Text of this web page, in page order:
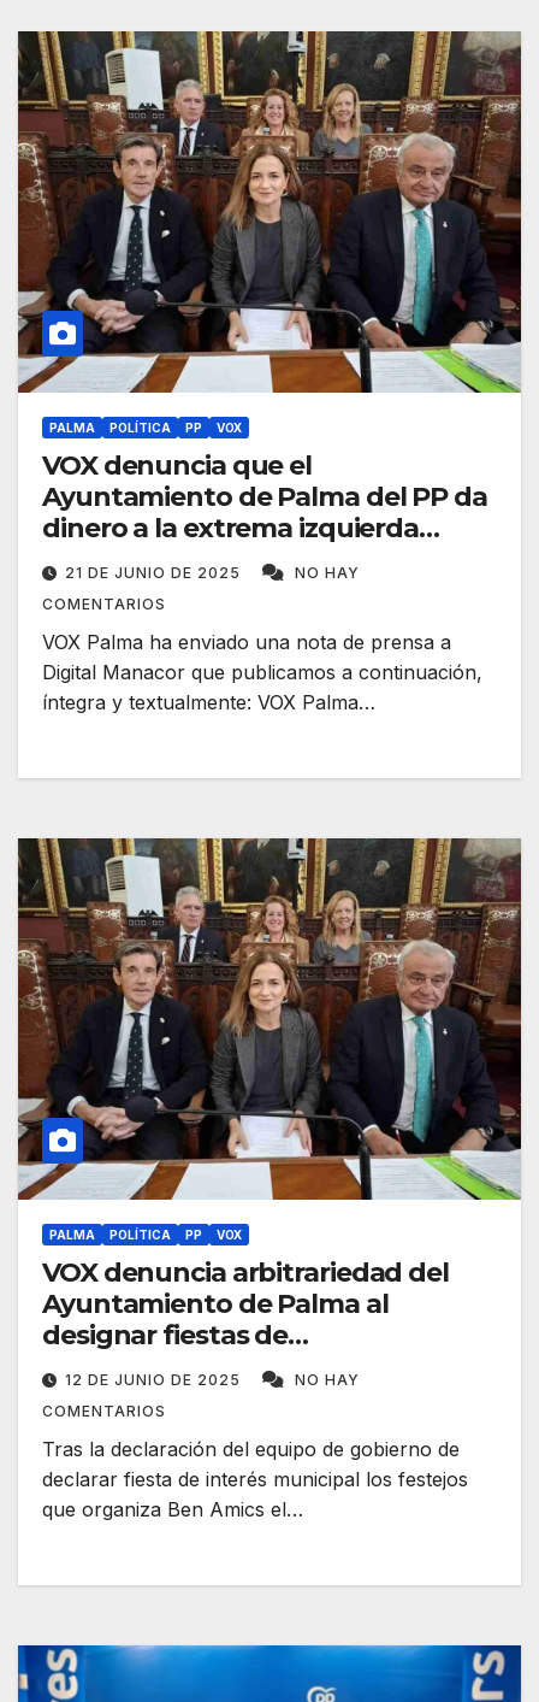
PALMA POLÍTICA PP VOX
VOX denuncia que el
Ayuntamiento de Palma del PP da
dinero a la extrema izquierda
separatista
21 DE JUNIO DE 2025
NO HAY
COMENTARIOS
VOX Palma ha enviado una nota de prensa a
Digital Manacor que publicamos a continuación,
íntegra y textualmente: VOX Palma…
PALMA POLÍTICA PP VOX
VOX denuncia arbitrariedad del
Ayuntamiento de Palma al
designar fiestas de
interés municipal
12 DE JUNIO DE 2025
NO HAY
COMENTARIOS
Tras la declaración del equipo de gobierno de
declarar fiesta de interés municipal los festejos
que organiza Ben Amics el…